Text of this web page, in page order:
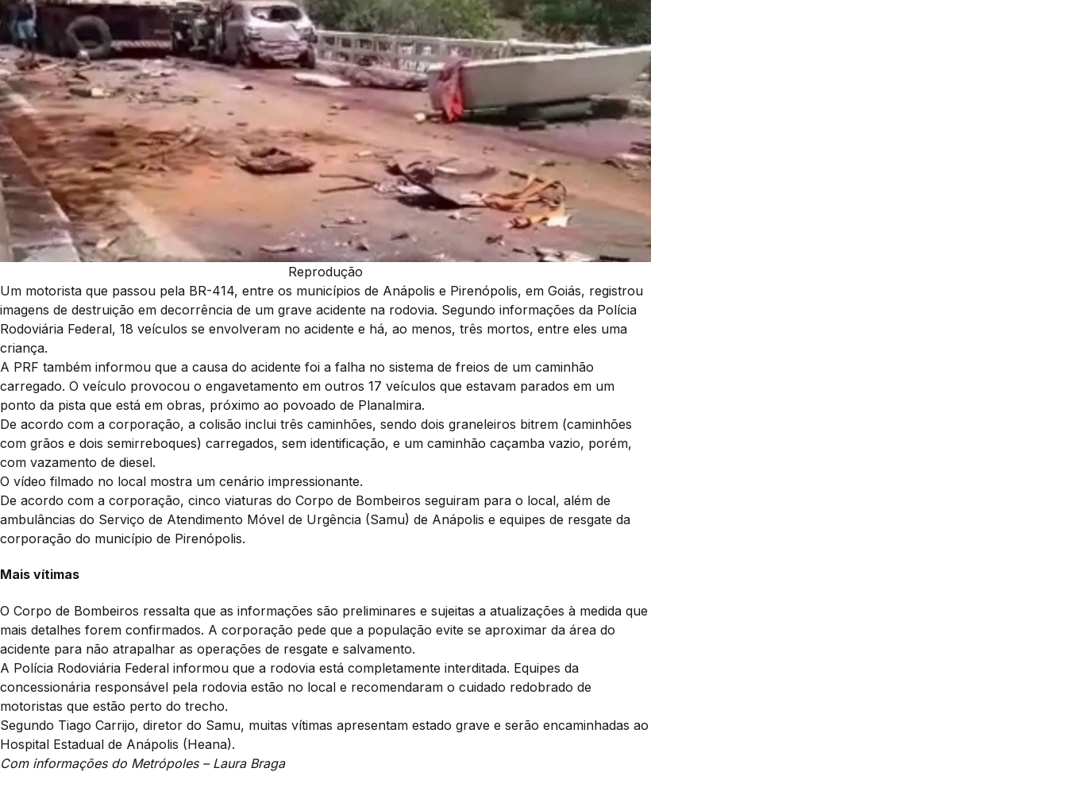
Reprodução
Um motorista que passou pela BR-414, entre os municípios de Anápolis e Pirenópolis, em Goiás, registrou
imagens de destruição em decorrência de um grave acidente na rodovia. Segundo informações da Polícia
Rodoviária Federal, 18 veículos se envolveram no acidente e há, ao menos, três mortos, entre eles uma
criança.
A PRF também informou que a causa do acidente foi a falha no sistema de freios de um caminhão
carregado. O veículo provocou o engavetamento em outros 17 veículos que estavam parados em um
ponto da pista que está em obras, próximo ao povoado de Planalmira.
De acordo com a corporação, a colisão inclui três caminhões, sendo dois graneleiros bitrem (caminhões
com grãos e dois semirreboques) carregados, sem identificação, e um caminhão caçamba vazio, porém,
com vazamento de diesel.
O vídeo filmado no local mostra um cenário impressionante.
De acordo com a corporação, cinco viaturas do Corpo de Bombeiros seguiram para o local, além de
ambulâncias do Serviço de Atendimento Móvel de Urgência (Samu) de Anápolis e equipes de resgate da
corporação do município de Pirenópolis.
Mais vítimas
O Corpo de Bombeiros ressalta que as informações são preliminares e sujeitas a atualizações à medida que
mais detalhes forem confirmados. A corporação pede que a população evite se aproximar da área do
acidente para não atrapalhar as operações de resgate e salvamento.
A Polícia Rodoviária Federal informou que a rodovia está completamente interditada. Equipes da
concessionária responsável pela rodovia estão no local e recomendaram o cuidado redobrado de
motoristas que estão perto do trecho.
Segundo Tiago Carrijo, diretor do Samu, muitas vítimas apresentam estado grave e serão encaminhadas ao
Hospital Estadual de Anápolis (Heana).
Com informações do Metrópoles – Laura Braga